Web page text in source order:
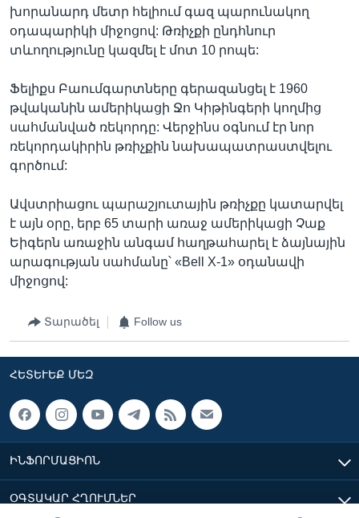
խորանարդ մետր հելիում գազ պարունակող
օդապարիկի միջոցով: Թռիչքի ընդհնուր
տևողությունը կազմել է մոտ 10 րոպե:
Ֆելիքս Բաումգարտները գերազանցել է 1960
թվականին ամերիկացի Ջո Կիթինգերի կողմից
սահմանված ռեկորդը: Վերջինս օգնում էր նոր
ռեկորդակիրին թռիչքին նախապատրաստվելու
գործում:
Ավստրիացու պարաշյուտային թռիչքը կատարվել
է այն օրը, երբ 65 տարի առաջ ամերիկացի Չաք
Եիգերն առաջին անգամ հաղթահարել է ձայնային
արագության սահմանը՝ «Bell X-1» օդանավի
միջոցով:
Տարածել Follow us
ՀԵՏԵՒԵՔ ՄԵԶ
ԻՆՖՈՐՄԱՑԻՈՆ
ՕԳՏԱԿԱՐ ՀՂՈՒՄՆԵՐ